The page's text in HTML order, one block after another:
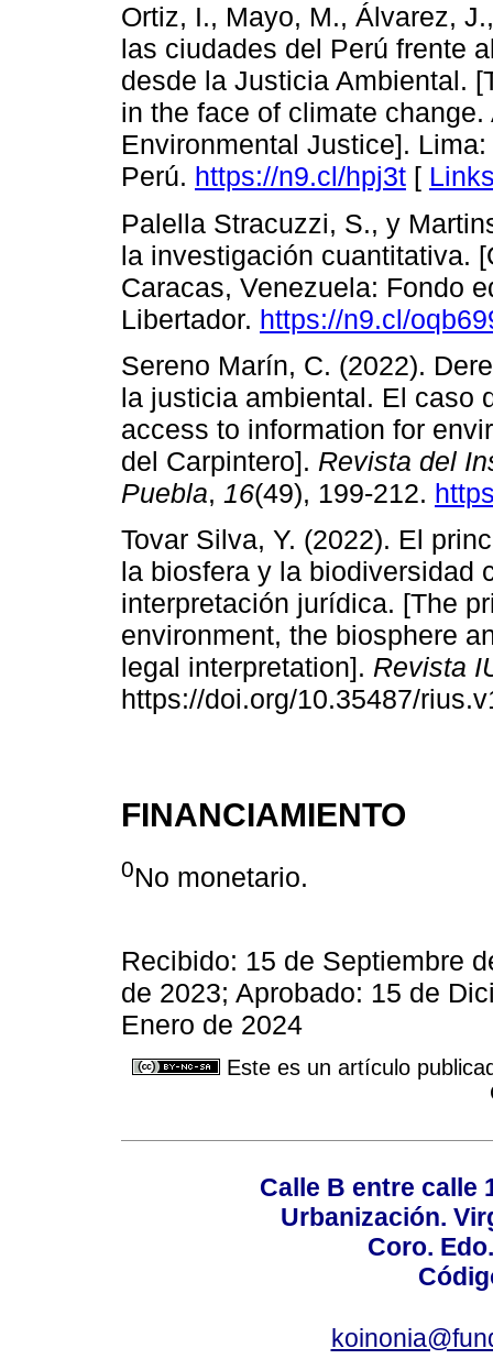
Ortiz, I., Mayo, M., Álvarez,
las ciudades del Perú frente
desde la Justicia Ambiental.
in the face of climate
Environmental Justice].
Perú. https://n9.cl/hpj3t [
Palella Stracuzzi, S., y
la investigación cuantitativa.
Caracas, Venezuela: Fondo
Libertador. https://n9.cl/
Sereno Marín, C. (2022).
la justicia ambiental. El caso
access to information for
del Carpintero]. Revista del
Puebla, 16(49), 199-212.
Tovar Silva, Y. (2022). El
la biosfera y la biodiversidad
interpretación jurídica. [The
environment, the biosphere
legal interpretation]. Revista
https://doi.org/10.35487/
FINANCIAMIENTO
0No monetario.
Recibido: 15 de Septiembre
de 2023; Aprobado: 15 de
Enero de 2024
Este es un artículo
Calle B entre calle
Urbanización.
Coro.